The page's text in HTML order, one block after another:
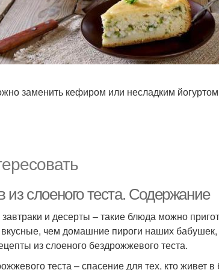
заменить кефиром или несладким
из слоеного теста. Содержание
и десерты – такие блюда можно
чем домашние пироги наших
из слоеного бездрожжевого теста.
теста – спасение для тех, кто живет